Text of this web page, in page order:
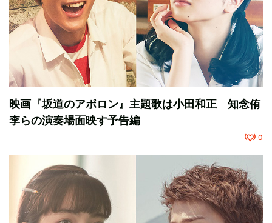
映画『坂道のアポロン』主題歌は小田和正 知念侑
李らの演奏場面映す予告編
0